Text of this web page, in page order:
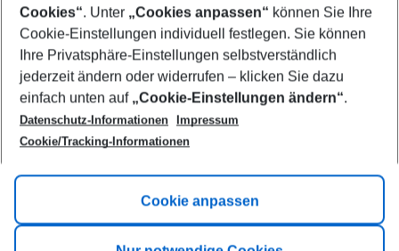
Footer
Footer navigation
Title A
Link A
Cookies“. Unter „Cookies anpassen“ können Sie Ihre
Cookie-Einstellungen individuell festlegen. Sie können
Ihre Privatsphäre-Einstellungen selbstverständlich
jederzeit ändern oder widerrufen – klicken Sie dazu
einfach unten auf „Cookie-Einstellungen ändern“.
Datenschutz-Informationen
Impressum
Cookie/Tracking-Informationen
Cookie anpassen